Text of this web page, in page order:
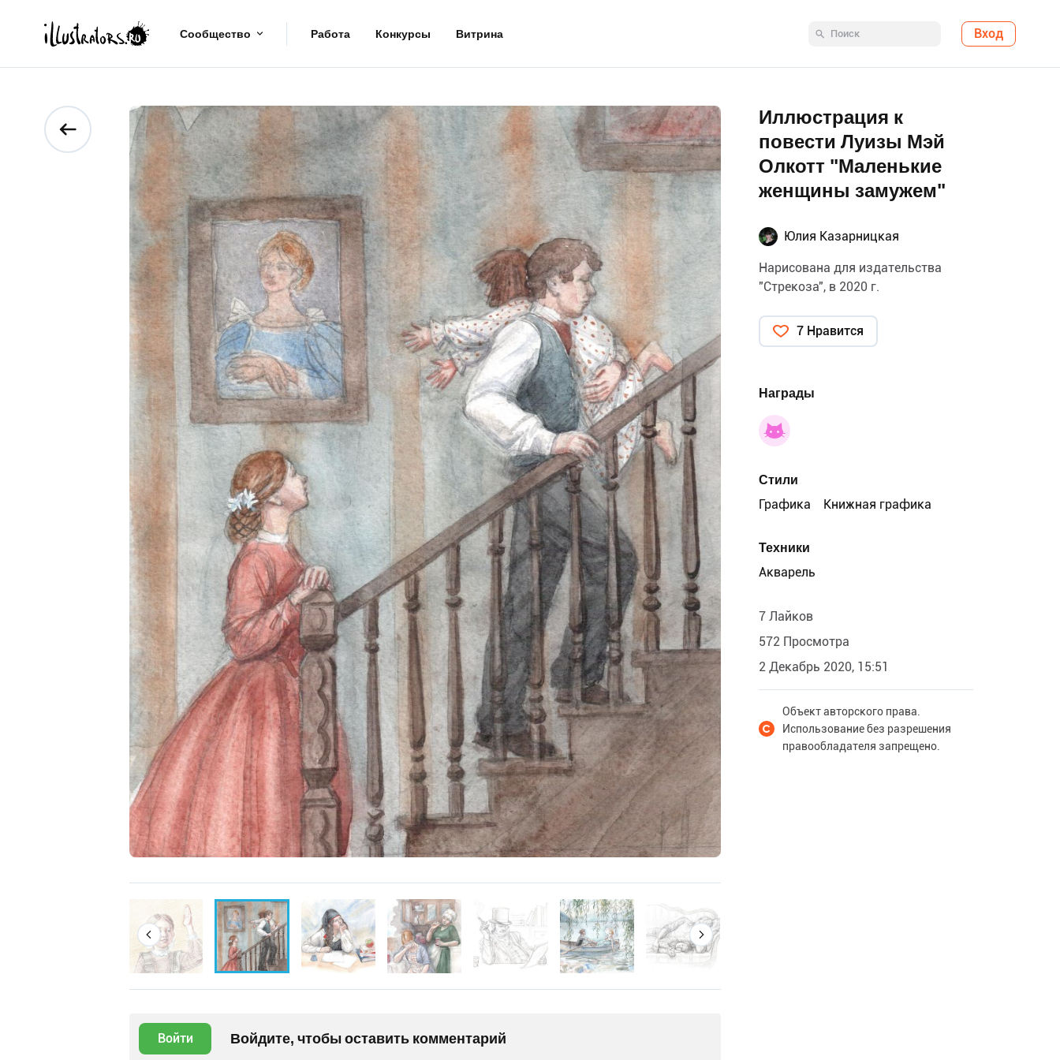
Сообщество Работа Конкурсы Витрина Вход
Войти Войдите, чтобы оставить комментарий
Иллюстрация к
повести Луизы Мэй
Олкотт "Маленькие
женщины замужем"
Юлия Казарницкая
Нарисована для издательства
"Стрекоза", в 2020 г.
7 Нравится
Награды
Стили
Графика
Книжная графика
Техники
Акварель
7 Лайков
572 Просмотра
2 Декабрь 2020, 15:51
Объект авторского права.
Использование без разрешения
правообладателя запрещено.